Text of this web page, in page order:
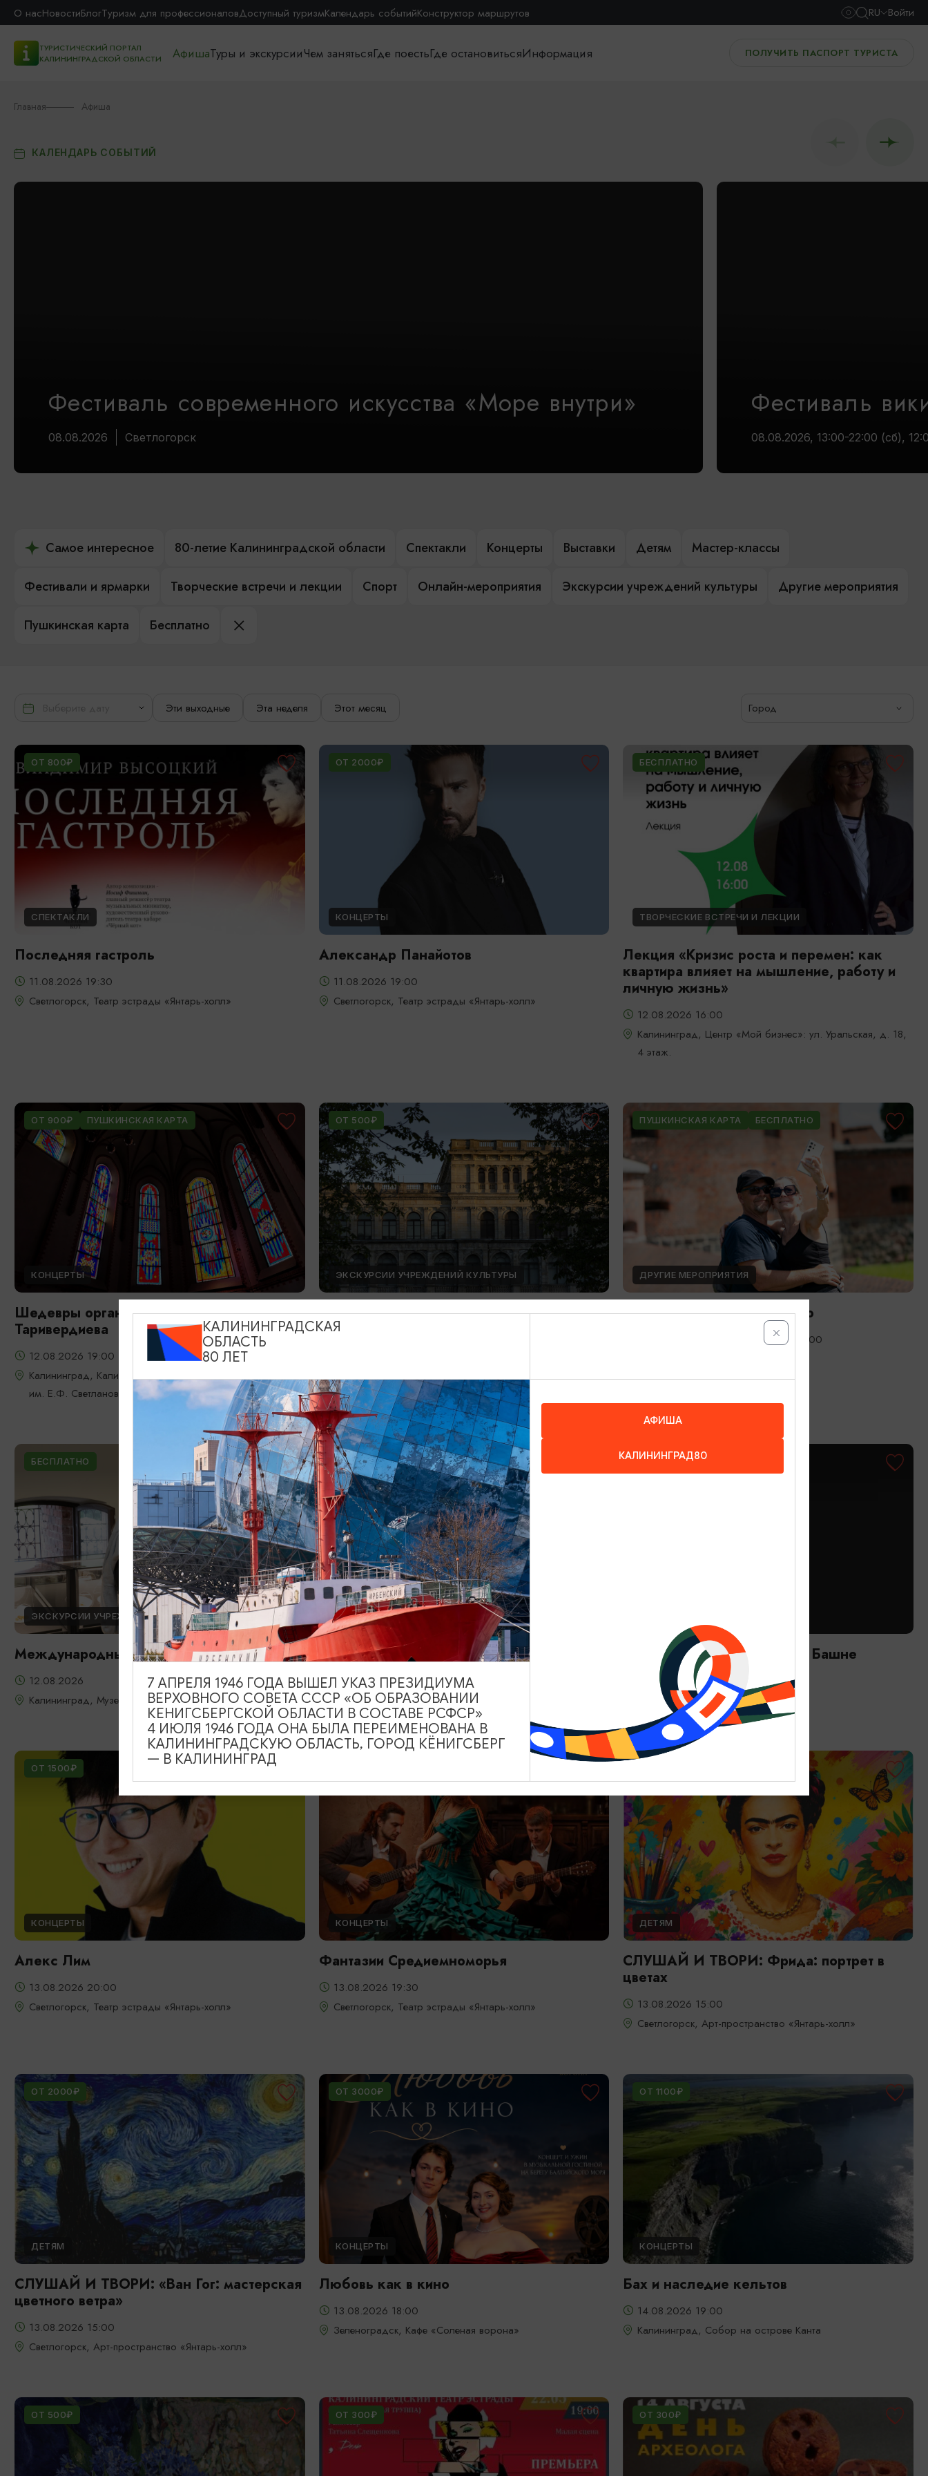
О насНовостиБлогТуризм для профессионаловДоступный туризмКалендарь событийКонструктор маршрутов RU Войти
ТУРИСТИЧЕСКИЙ ПОРТАЛ
КАЛИНИНГРАДСКОЙ ОБЛАСТИ
АфишаТуры и экскурсииЧем занятьсяГде поестьГде остановитьсяИнформация ПОЛУЧИТЬ ПАСПОРТ ТУРИСТА
Главная Афиша
КАЛЕНДАРЬ СОБЫТИЙ
Фестиваль современного искусства «Море внутри»
08.08.2026 Светлогорск
Фестиваль
08.08.2026, 13:00-22:00 (сб),
Самое интересное 80-летие Калининградской области Спектакли Концерты Выставки Детям Мастер-классы
Фестивали и ярмарки Творческие встречи и лекции Спорт Онлайн-мероприятия Экскурсии учреждений культуры Другие мероприятия
Пушкинская карта Бесплатно
Эти выходные Эта неделя Этот месяц Город
ОТ 800₽
СПЕКТАКЛИ
Последняя гастроль
11.08.2026 19:30
Светлогорск, Театр эстрады «Янтарь-холл»
ОТ 2000₽
КОНЦЕРТЫ
Александр Панайотов
11.08.2026 19:00
Светлогорск, Театр эстрады «Янтарь-холл»
БЕСПЛАТНО
ТВОРЧЕСКИЕ ВСТРЕЧИ И ЛЕКЦИИ
Лекция «Кризис роста и перемен: как
квартира влияет на мышление, работу и
личную жизнь»
12.08.2026 16:00
Калининград, Центр «Мой бизнес»: ул. Уральская, д. 18,
4 этаж.
ОТ 900₽ ПУШКИНСКАЯ КАРТА
КОНЦЕРТЫ
Шедевры органной музыки: от Баха до
Таривердиева
12.08.2026 19:00
Калининград, Калининградская областная филармония
им. Е.Ф. Светланова
ОТ 500₽
ЭКСКУРСИИ УЧРЕЖДЕНИЙ КУЛЬТУРЫ
День Башенных часов
изобразительных искусств
ПУШКИНСКАЯ КАРТА БЕСПЛАТНО
ДРУГИЕ МЕРОПРИЯТИЯ
Международный день фото
12.08.2026 - 19.08.2026, 10:00-19:00
БЕСПЛАТНО
ЭКСКУРСИИ УЧРЕЖДЕНИЙ КУЛЬТУРЫ
Международный день молодежи
12.08.2026
Калининград, Музей янтаря
ОТ 1500₽
СПЕКТАКЛИ
Любовь и голуби
12.08.2026 19:00
Светлогорск, Театр эстрады «Янтарь-холл»
ОТ 1500₽
Астрономический вечер на Башне
12.08.2026 20:00
Зеленоградск, Мурариум
ОТ 1500₽
КОНЦЕРТЫ
Алекс Лим
13.08.2026 20:00
Светлогорск, Театр эстрады «Янтарь-холл»
КОНЦЕРТЫ
Фантазии Средиемноморья
13.08.2026 19:30
Светлогорск, Театр эстрады «Янтарь-холл»
ДЕТЯМ
СЛУШАЙ И ТВОРИ: Фрида: портрет в
цветах
13.08.2026 15:00
Светлогорск, Арт-пространство «Янтарь-холл»
ОТ 2000₽
ДЕТЯМ
СЛУШАЙ И ТВОРИ: «Ван Гог: мастерская
цветного ветра»
13.08.2026 15:00
Светлогорск, Арт-пространство «Янтарь-холл»
ОТ 3000₽
КОНЦЕРТЫ
Любовь как в кино
13.08.2026 18:00
Зеленоградск, Кафе «Соленая ворона»
ОТ 1100₽
КОНЦЕРТЫ
Бах и наследие кельтов
14.08.2026 19:00
Калининград, Собор на острове Канта
ОТ 500₽ ОТ 300₽ ОТ 300₽
КАЛИНИНГРАДСКАЯ
ОБЛАСТЬ
80 ЛЕТ
АФИША
КАЛИНИНГРАД80
7 АПРЕЛЯ 1946 ГОДА ВЫШЕЛ УКАЗ ПРЕЗИДИУМА
ВЕРХОВНОГО СОВЕТА СССР «ОБ ОБРАЗОВАНИИ
КЕНИГСБЕРГСКОЙ ОБЛАСТИ В СОСТАВЕ РСФСР»
4 ИЮЛЯ 1946 ГОДА ОНА БЫЛА ПЕРЕИМЕНОВАНА В
КАЛИНИНГРАДСКУЮ ОБЛАСТЬ, ГОРОД КЁНИГСБЕРГ
— В КАЛИНИНГРАД